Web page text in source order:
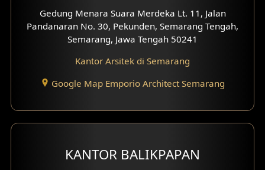
Desain Kanopi
Desain Gazebo
Desain Pantry
Desain Koridor
Gedung Menara Suara Merdeka Lt. 11, Jalan
Pandanaran No. 30, Pekunden, Semarang Tengah,
Semarang, Jawa Tengah 50241
Kantor Arsitek di Semarang
Google Map Emporio Architect Semarang
KANTOR BALIKPAPAN